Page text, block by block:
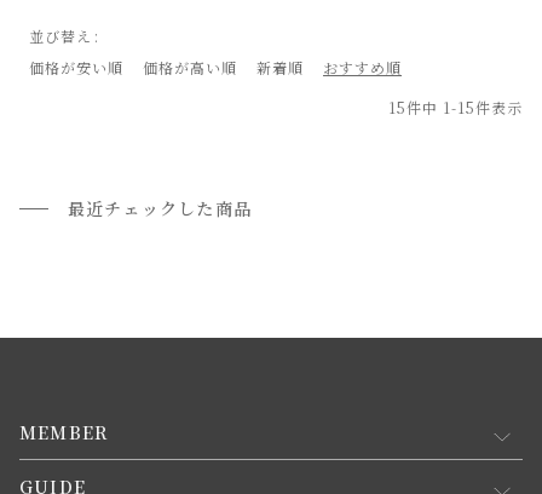
並び替え
価格が安い順
価格が高い順 新着順
おすすめ順
15件中 1-15件表示
最近チェックした商品
MEMBER
GUIDE